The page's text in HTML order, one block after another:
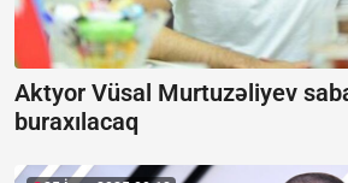
Aktyor Vüsal Murtuzəliyev
buraxılacaq